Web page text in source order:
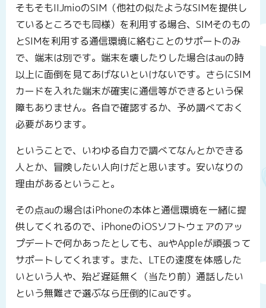
そもそもIIJmioのSIM（他社の似たようなSIMを提供し
ているところでも同様）を利用する場合、SIMそのもの
とSIMを利用する通信環境に絡むことのサポートのみ
で、端末は別です。端末を壊したりした場合はauの時
以上に面倒を見てあげないといけないです。さらにSIM
カードを入れた端末が確実に通信等ができるという保
障もありません。各自で確認するか、予め調べておく
必要があります。
ということで、いわゆる自力で調べてなんとかできる
人とか、冒険したい人向けだと思います。安いなりの
理由があるということ。
その点auの場合はiPhoneの本体と通信環境を一緒に提
供してくれるので、iPhoneのiOSソフトウェアのアッ
プデートで何かあったとしても、auやAppleが頑張って
サポートしてくれます。また、LTEの速度を体感した
いという人や、殆ど遅延無く（当たり前）通話したい
という無難さで選ぶなら圧倒的にauです。